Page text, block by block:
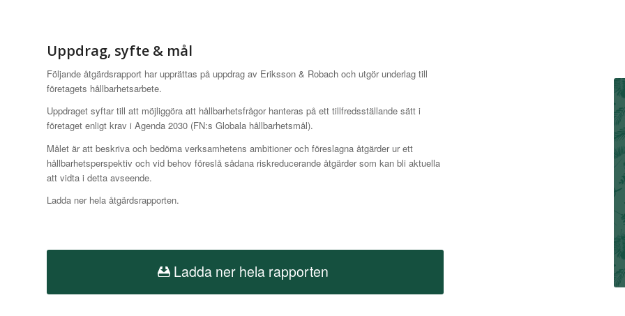
Uppdrag, syfte & mål
Följande åtgärdsrapport har upprättas på uppdrag av Eriksson & Robach och utgör underlag till
företagets hållbarhetsarbete.
Uppdraget syftar till att möjliggöra att hållbarhetsfrågor hanteras på ett tillfredsställande sätt i
företaget enligt krav i Agenda 2030 (FN:s Globala hållbarhetsmål).
Målet är att beskriva och bedöma verksamhetens ambitioner och föreslagna åtgärder ur ett
hållbarhetsperspektiv och vid behov föreslå sådana riskreducerande åtgärder som kan bli aktuella
att vidta i detta avseende.
Ladda ner hela åtgärdsrapporten.
Ladda ner hela rapporten